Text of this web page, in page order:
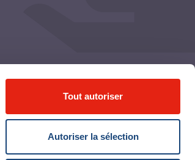
Tout autoriser
Autoriser la sélection